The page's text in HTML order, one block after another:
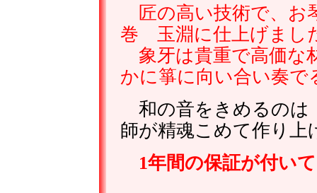
匠の高い技術で、お
巻 玉淵に仕上げまし
象牙は貴重で高価な
かに箏に向い合い奏
和の音をきめるのは
師が精魂こめて作り上
1年間の保証が付い